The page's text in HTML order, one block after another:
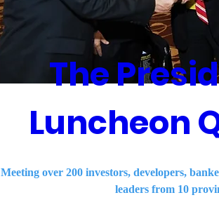
The
Luncheon
Meeting over 200 investors, developers,
leaders from 10